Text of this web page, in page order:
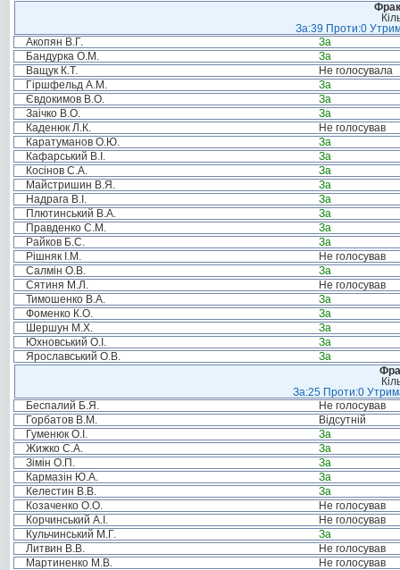
За:39 Проти:0
Акопян В.Г.
За
Бандурка О.М.
За
Ващук К.Т.
Не голосувала
Гіршфельд А.М.
За
Євдокимов В.О.
За
Заічко В.О.
За
Каденюк Л.К.
Не голосував
Каратуманов О.Ю.
За
Кафарський В.І.
За
Косінов С.А.
За
Майстришин В.Я.
За
Надрага В.І.
За
Плютинський В.А.
За
Правденко С.М.
За
Райков Б.С.
За
Рішняк І.М.
Не голосував
Салмін О.В.
За
Сятиня М.Л.
Не голосував
Тимошенко В.А.
За
Фоменко К.О.
За
Шершун М.Х.
За
Юхновський О.І.
За
Ярославський О.В.
За
За:25 Проти:0
Беспалий Б.Я.
Не голосував
Горбатов В.М.
Відсутній
Гуменюк О.І.
За
Жижко С.А.
За
Зімін О.П.
За
Кармазін Ю.А.
За
Келестин В.В.
За
Козаченко О.О.
Не голосував
Корчинський А.І.
Не голосував
Кульчинський М.Г.
За
Литвин В.В.
Не голосував
Мартиненко М.В.
Не голосував